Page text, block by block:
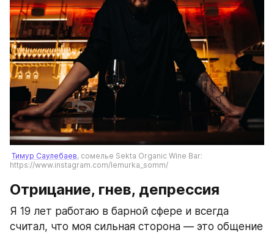
Тимур Саулебаев, сомелье Sekta Organic Wine Bar:
https://www.instagram.com/lemurka_somm/
Отрицание, гнев, депрессия
Я 19 лет работаю в барной сфере и всегда
считал, что моя сильная сторона — это общение